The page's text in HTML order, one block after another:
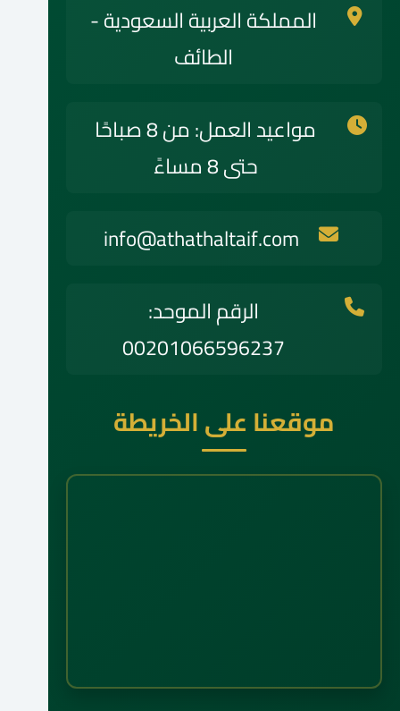
المملكة العربية السعودية -
الطائف
مواعيد العمل: من 8 صباحًا
حتى 8 مساءً
info@athathaltaif.com
الرقم الموحد:
00201066596237
موقعنا على الخريطة